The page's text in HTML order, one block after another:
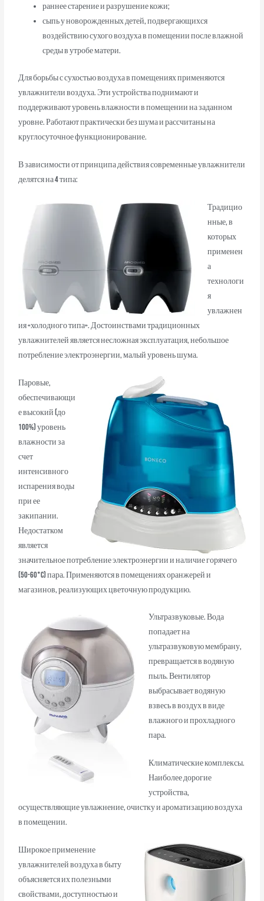
раннее старение и разрушение кожи;
сыпь у новорожденных детей, подвергающихся
воздействию сухого воздуха в помещении после влажной
среды в утробе матери.
Для борьбы с сухостью воздуха в помещениях применяются
увлажнители воздуха. Эти устройства поднимают и
поддерживают уровень влажности в помещении на заданном
уровне. Работают практически без шума и рассчитаны на
круглосуточное функционирование.
В зависимости от принципа действия современные увлажнители
делятся на 4 типа:
Традицио
нные, в
которых
применен
а
технологи
я
увлажнен
ия «холодного типа». Достоинствами традиционных
увлажнителей является несложная эксплуатация, небольшое
потребление электроэнергии, малый уровень шума.
Паровые,
обеспечивающи
е высокий (до
100%) уровень
влажности за
счет
интенсивного
испарения воды
при ее
закипании.
Недостатком
является
значительное потребление электроэнергии и наличие горячего
(50-60°C) пара. Применяются в помещениях оранжерей и
магазинов, реализующих цветочную продукцию.
Ультразвуковые. Вода
попадает на
ультразвуковую мембрану,
превращается в водяную
пыль. Вентилятор
выбрасывает водяную
взвесь в воздух в виде
влажного и прохладного
пара.
Климатические комплексы.
Наиболее дорогие
устройства,
осуществляющие увлажнение, очистку и ароматизацию воздуха
в помещении.
Широкое применение
увлажнителей воздуха в быту
объясняется их полезными
свойствами, доступностью и